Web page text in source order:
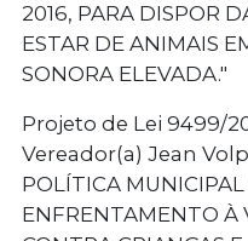
2016, PARA DISPOR
ESTAR DE ANIMAIS
SONORA ELEVADA."
Projeto de Lei 9499/
Vereador(a) Jean
POLÍTICA
ENFRENTAMENTO À